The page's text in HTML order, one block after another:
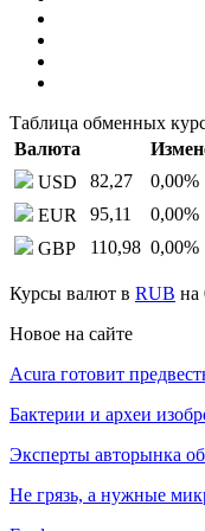
Таблица обменных
Валюта
USD
82,27 0,00%
EUR
95,11 0,00%
GBP
110,98 0,00%
Курсы валют в RUB на
Новое на сайте
Acura готовит
Бактерии и археи
Эксперты авторынка
Не грязь, а нужные